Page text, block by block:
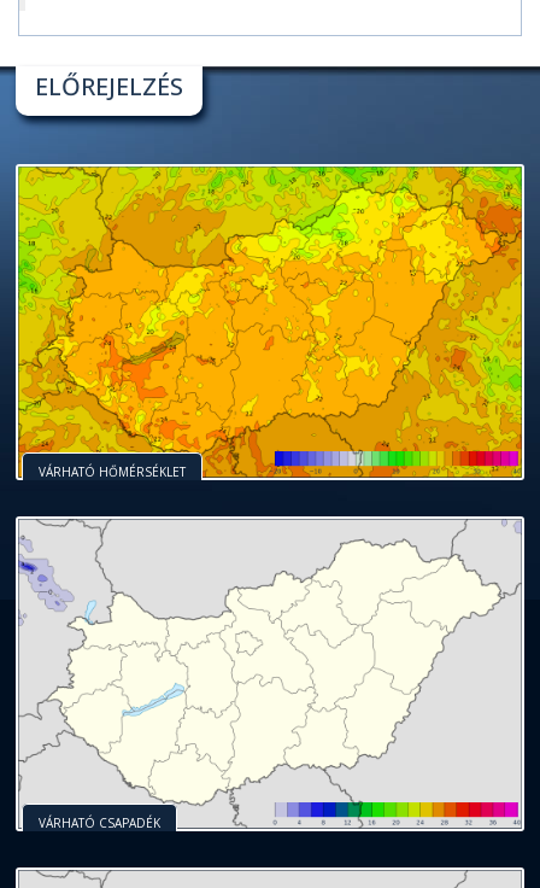
ELŐREJELZÉS
VÁRHATÓ HŐMÉRSÉKLET
VÁRHATÓ CSAPADÉK